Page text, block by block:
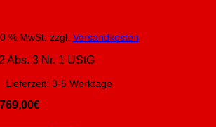
% MwSt. zzgl. Versandkosten
Abs. 3 Nr. 1 UStG
Lieferzeit: 3-5 Werktage
€